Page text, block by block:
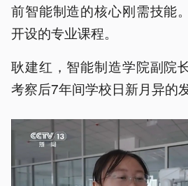
前智能制造的核心刚需技能
开设的专业课程。
耿建红，智能制造学院副院
考察后7年间学校日新月异的